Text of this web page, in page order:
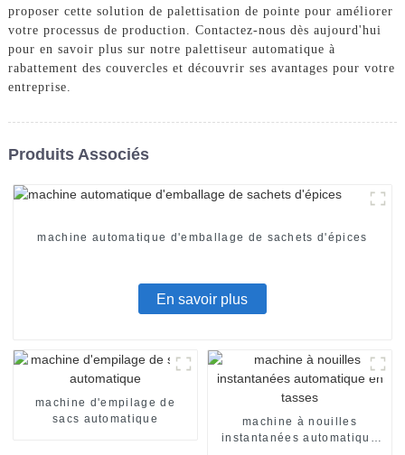
proposer cette solution de palettisation de pointe pour améliorer
votre processus de production. Contactez-nous dès aujourd'hui
pour en savoir plus sur notre palettiseur automatique à
rabattement des couvercles et découvrir ses avantages pour votre
entreprise.
Produits Associés
machine automatique d'emballage de sachets d'épices
En savoir plus
machine d'empilage de
sacs automatique
machine à nouilles
instantanées automatique